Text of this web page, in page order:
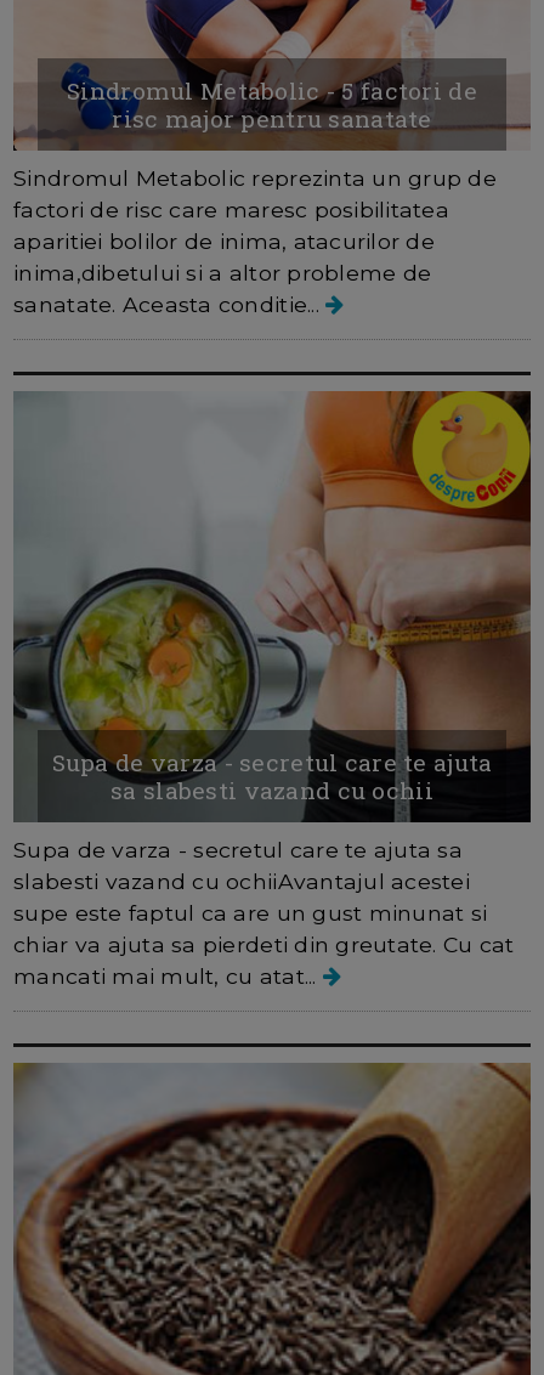
Sindromul Metabolic - 5 factori de
risc major pentru sanatate
Sindromul Metabolic reprezinta un grup de
factori de risc care maresc posibilitatea
aparitiei bolilor de inima, atacurilor de
inima,dibetului si a altor probleme de
sanatate. Aceasta conditie...
Supa de varza - secretul care te ajuta
sa slabesti vazand cu ochii
Supa de varza - secretul care te ajuta sa
slabesti vazand cu ochiiAvantajul acestei
supe este faptul ca are un gust minunat si
chiar va ajuta sa pierdeti din greutate. Cu cat
mancati mai mult, cu atat...